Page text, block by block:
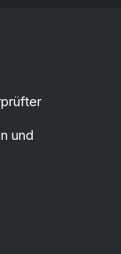
und